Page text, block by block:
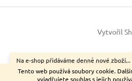
Tento web používá soubory cookie.
vyjadřujete souhlas s jejich
Na e-shop přidáváme denně nové
neváhejte kontaktovat.
Vytvořil
Copyright 2026neodolatelna.com.